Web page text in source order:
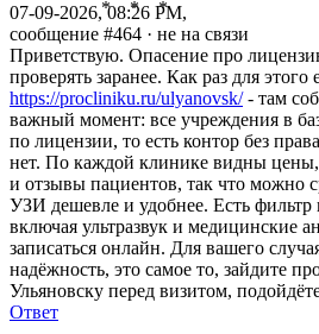
07-09-2026, 08:26 PM,
сообщение #464 · не на связи
Приветствую. Опасение про
проверять заранее. Как раз для
https://procliniku.ru/ulyanovsk/- там
важный момент: все учреждения в
по лицензии, то есть контор без
нет. По каждой клинике видны
и отзывы пациентов, так что можно
УЗИ дешевле и удобнее. Есть фильтр
включая ультразвук и медицинские
записаться онлайн. Для вашего
надёжность, это самое то, зайдите
Ульяновску перед визитом,
Ответ